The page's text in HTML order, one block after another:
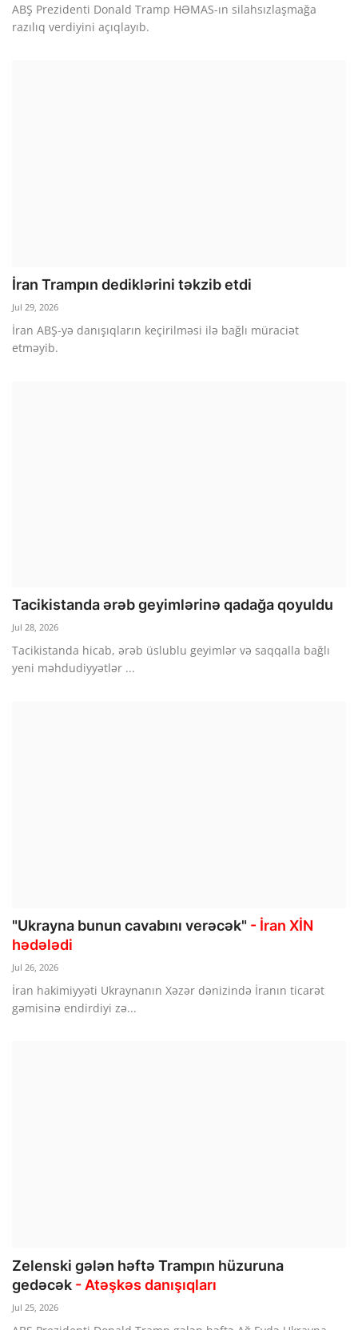
ABŞ Prezidenti Donald Tramp HƏMAS-ın silahsızlaşmağa
razılıq verdiyini açıqlayıb.
İran Trampın dediklərini təkzib etdi
Jul 29, 2026
İran ABŞ-yə danışıqların keçirilməsi ilə bağlı müraciət
etməyib.
Tacikistanda ərəb geyimlərinə qadağa qoyuldu
Jul 28, 2026
Tacikistanda hicab, ərəb üslublu geyimlər və saqqalla bağlı
yeni məhdudiyyətlər ...
"Ukrayna bunun cavabını verəcək" - İran XİN
hədələdi
Jul 26, 2026
İran hakimiyyəti Ukraynanın Xəzər dənizində İranın ticarət
gəmisinə endirdiyi zə...
Zelenski gələn həftə Trampın hüzuruna
gedəcək - Atəşkəs danışıqları
Jul 25, 2026